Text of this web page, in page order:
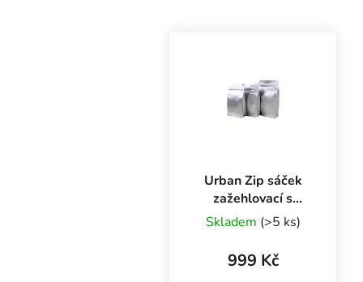
Urban Zip sáček
zažehlovací s
plochým dnem
20x30 + 8 cm,
balení 50 ks
Skladem (>5 ks)
999 Kč